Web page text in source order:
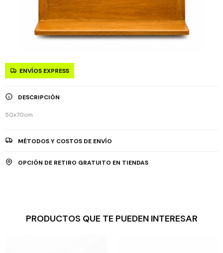
ENVÍOS EXPRESS
DESCRIPCIÓN
50x70cm
MÉTODOS Y COSTOS DE ENVÍO
OPCIÓN DE RETIRO GRATUITO EN TIENDAS
PRODUCTOS QUE TE PUEDEN INTERESAR